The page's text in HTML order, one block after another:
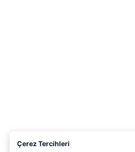
Çerez Tercihleri